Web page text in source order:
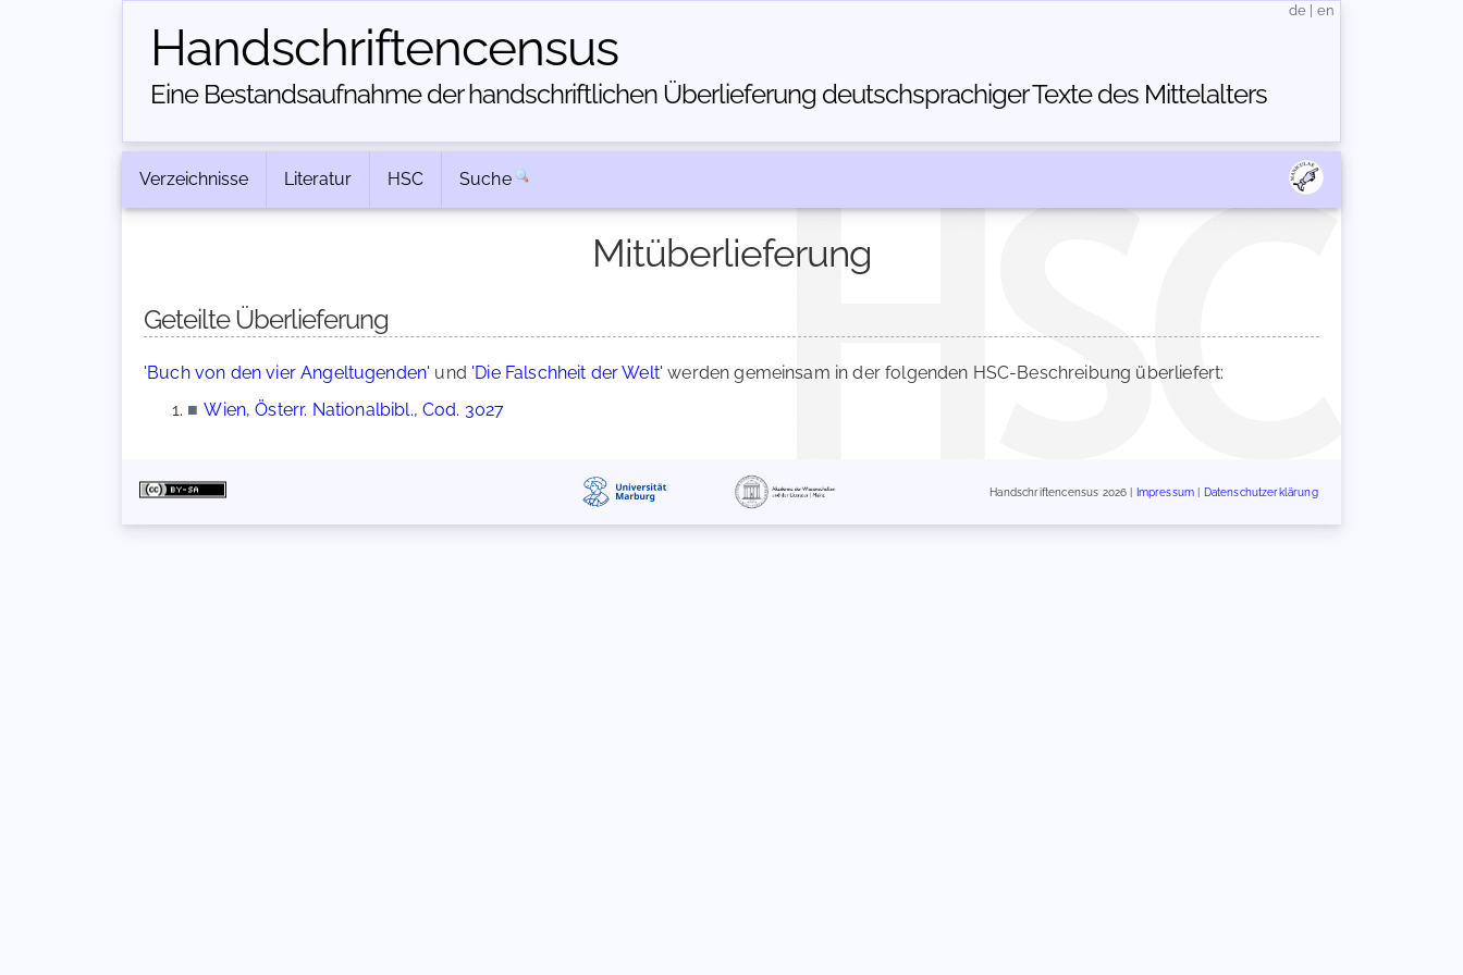
Handschriften­census
Eine Bestandsaufnahme der handschriftlichen Über­lieferung deutschsprachiger Texte des Mittelalters
de en
Verzeichnisse Literatur HSC Suche
Mitüberlieferung
Geteilte Überlieferung
'Buch von den vier Angeltugenden' und 'Die Falschheit der Welt' werden gemeinsam in der folgenden HSC-Beschreibung überliefert:
■ Wien, Österr. Nationalbibl., Cod. 3027
Handschriftencensus 2026 | Impressum Datenschutzerklärung